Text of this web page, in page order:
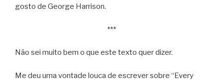
gosto de George Harrison.
***
Não sei muito bem o que este texto quer dizer.
Me deu uma vontade louca de escrever sobre “Every